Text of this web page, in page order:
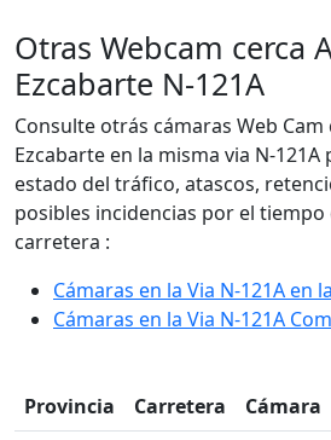
Otras Webcam cerca
Ezcabarte N-121A
Consulte otrás cámaras Web Cam
Ezcabarte en la misma via N-121A
estado del tráfico, atascos,
posibles incidencias por el tiempo
carretera :
Cámaras en la Via N-121A en
Cámaras en la Via N-121A
Provincia Carretera
Cámara